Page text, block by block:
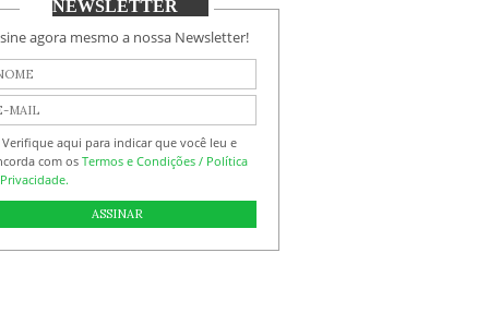
NEWSLETTER
agora mesmo a nossa Newsletter!
Verifique aqui para indicar que você leu e
com osTermos e Condições / Política